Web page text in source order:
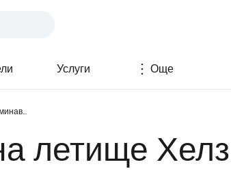
Услуги Още
Пристигания и заминавания
летище